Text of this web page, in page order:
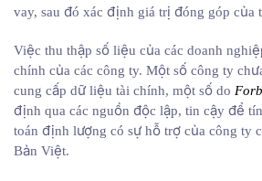
vay, sau đó xác định giá trị đóng góp của
Việc thu thập số liệu của các doanh
chính của các công ty. Một số công ty
cung cấp dữ liệu tài chính, một số do
định qua các nguồn độc lập, tin cậy để
toán định lượng có sự hỗ trợ của công ty
Bản Việt.